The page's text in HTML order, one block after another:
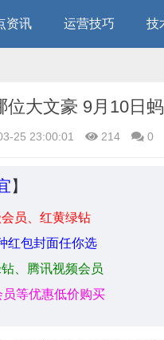
资讯 运营技巧 技
大文豪 9月10日
25 23:00:01 214 0
】
员、红黄绿钻
红包封面任你选
、腾讯视频会员
等优惠低价购买